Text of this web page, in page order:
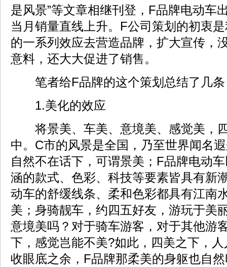
是风景”等文章相继刊登，F品牌电动车
当月销量直线上升。F公司策划的初衷
的一系列效应去营造品牌，扩大宣传，
意料，还大大促进了销售。
笔者给F品牌的这个策划总结了几条
1.美化的效应
将景美、车美、意境美、感觉美，
中。C市的风景是全国，乃至世界闻名
自然不在话下，可谓景美；F品牌电动
涵的款式、色彩、科技等要素皆具有新
动车的舒缓线条、柔和色彩都具有江南
美；身骑靓车，约四五好友，游玩于美
意境美吗？对于骑车游客，对于其他游
下，感觉岂能不美?如此，四美之下，
收眼底之余，F品牌那柔美的身躯也自